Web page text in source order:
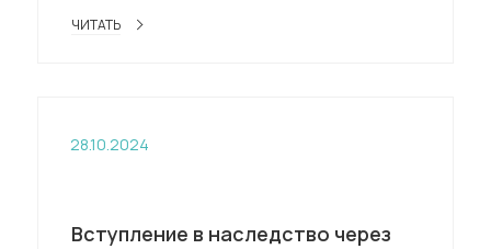
ЧИТАТЬ
28.10.2024
Вступление в наследство через